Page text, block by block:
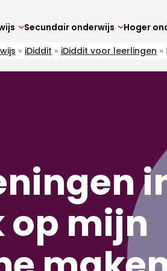
Secundair onderwijs Hoger
» iDiddit » iDiddit voor leerlingen »
op mijn